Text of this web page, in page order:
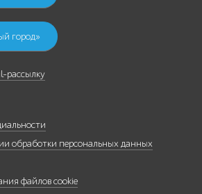
город»
рассылку
обработки персональных данных
файлов cookie